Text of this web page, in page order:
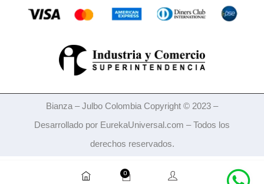
Bianza – Julbo Colombia Copyright © 2023 –
Desarrollado por EurekaUniversal.com –Todos los
derechos reservados.
0